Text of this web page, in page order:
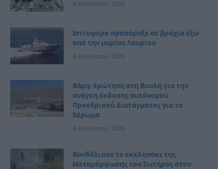
8 Αυγούστου, 2026
Ιστιοφόρο προσάραξε σε βράχια έξω
από την μαρίνα Λαυρίου
8 Αυγούστου, 2026
Βάρη: Ερώτηση στη Βουλή για την
ανάγκη έκδοσης αυτόνομου
Προεδρικού Διατάγματος για το
Χέρωμα
8 Αυγούστου, 2026
Βανδάλισαν το εκκλησάκι της
Μεταμόρφωσης του Σωτήρος στον